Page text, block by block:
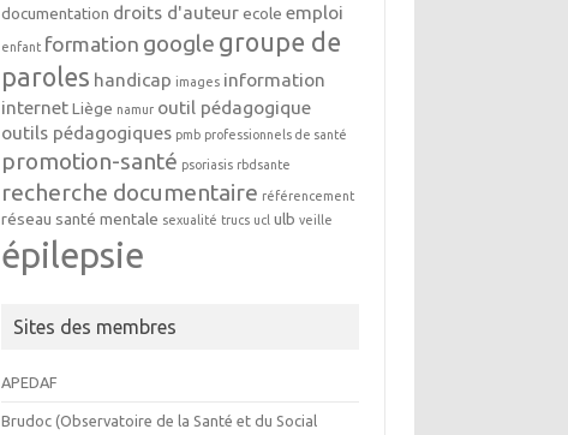
documentation droits d'auteur ecole emploi
enfant formation google groupe de
paroles handicap images information
internet Liège namur outil pédagogique
outils pédagogiques pmb professionnels de santé
promotion-santé psoriasis rbdsante
recherche documentaire référencement
réseau santé mentale sexualité trucs ucl ulb veille
épilepsie
Sites des membres
APEDAF
Brudoc (Observatoire de la Santé et du Social